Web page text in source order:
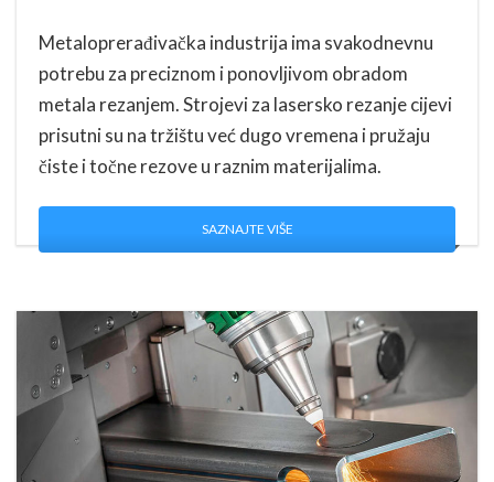
Metaloprerađivačka industrija ima svakodnevnu
potrebu za preciznom i ponovljivom obradom
metala rezanjem. Strojevi za lasersko rezanje cijevi
prisutni su na tržištu već dugo vremena i pružaju
čiste i točne rezove u raznim materijalima.
SAZNAJTE VIŠE